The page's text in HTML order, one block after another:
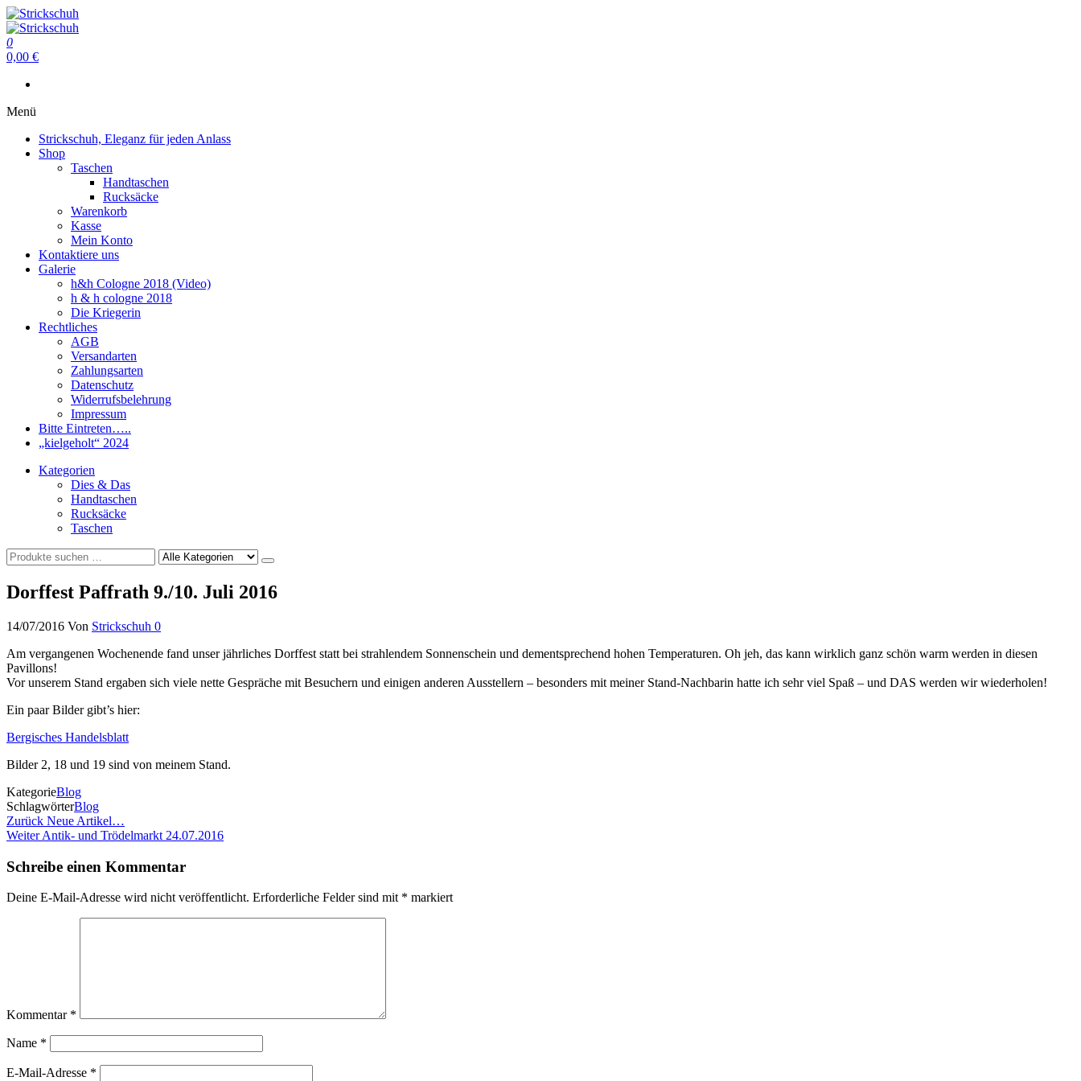
Zum
Inhalt
springen
Strickschuh
Strickschuh
0
0,00 €
Menü
Strickschuh, Eleganz für jeden Anlass
Shop
Taschen
Handtaschen
Rucksäcke
Warenkorb
Kasse
Mein Konto
Kontaktiere uns
Galerie
h&h Cologne 2018 (Video)
h & h cologne 2018
Die Kriegerin
Rechtliches
AGB
Versandarten
Zahlungsarten
Datenschutz
Widerrufsbelehrung
Impressum
Bitte Eintreten…..
„kielgeholt“ 2024
Kategorien
Dies & Das
Handtaschen
Rucksäcke
Taschen
Dorffest Paffrath 9./10. Juli 2016
14/07/2016 Von Strickschuh 0
Am vergangenen Wochenende fand unser jährliches Dorffest statt bei strahlendem Sonnenschein und dementsprechend hohen Temperaturen. Oh jeh, das kann wirklich ganz schön warm werden in diesen
Pavillons!
Vor unserem Stand ergaben sich viele nette Gespräche mit Besuchern und einigen anderen Ausstellern – besonders mit meiner Stand-Nachbarin hatte ich sehr viel Spaß – und DAS werden wir wiederholen!
Ein paar Bilder gibt’s hier:
Bergisches Handelsblatt
Bilder 2, 18 und 19 sind von meinem Stand.
KategorieBlog
SchlagwörterBlog
Beitragsnavigation
Vorheriger
Beitrag
Zurück Neue Artikel…
Nächster
Weiter Antik- und Trödelmarkt 24.07.2016
Schreibe einen Kommentar
Deine E-Mail-Adresse wird nicht veröffentlicht. Erforderliche Felder sind mit * markiert
Kommentar *
Name *
E-Mail-Adresse *